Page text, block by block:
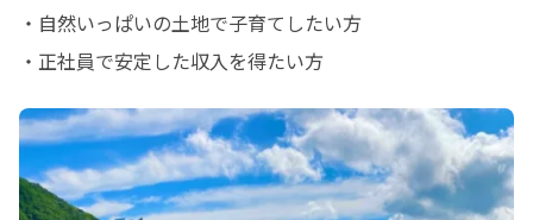
・自然いっぱいの土地で子育てしたい方
・正社員で安定した収入を得たい方